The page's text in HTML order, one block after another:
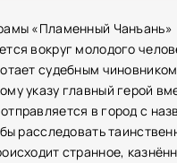
«Пламенный Чанъань»
вокруг молодого
судебным
указу главный герой
в город с
расследовать
странное,